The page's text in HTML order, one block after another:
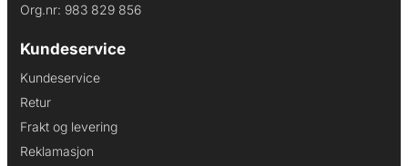
Org.nr: 983 829 856
Kundeservice
Kundeservice
Retur
Frakt og levering
Reklamasjon